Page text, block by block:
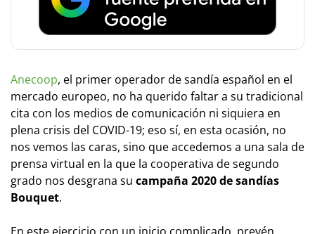
Anecoop, el primer operador de sandía español en el
mercado europeo, no ha querido faltar a su tradicional
cita con los medios de comunicación ni siquiera en
plena crisis del COVID-19; eso sí, en esta ocasión, no
nos vemos las caras, sino que accedemos a una sala de
prensa virtual en la que la cooperativa de segundo
grado nos desgrana su campaña 2020 de sandías
Bouquet.